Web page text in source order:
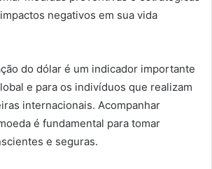
negativos em sua vida
do dólar é um indicador importante
e para os indivíduos que realizam
internacionais. Acompanhar
é fundamental para tomar
e seguras.